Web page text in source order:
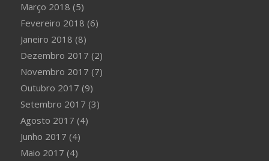
Março 2018 (5)
Fevereiro 2018 (6)
Janeiro 2018 (8)
Dezembro 2017 (2)
Novembro 2017 (7)
Outubro 2017 (9)
Setembro 2017 (3)
Agosto 2017 (4)
Junho 2017 (4)
Maio 2017 (4)